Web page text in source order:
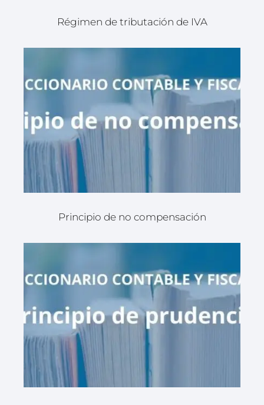
Régimen de tributación de IVA
Principio de no compensación